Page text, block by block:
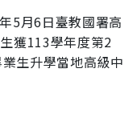
5月6日臺教國署高
獲113學年度第2
生升學當地高級中